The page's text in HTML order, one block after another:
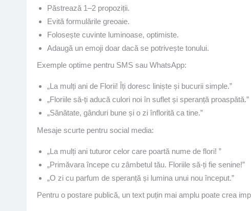
Păstrează 1–2 propoziții.
Evită formulările greoaie.
Folosește cuvinte luminoase, optimiste.
Adaugă un emoji doar dacă se potrivește tonului.
Exemple optime pentru SMS sau WhatsApp:
„La mulți ani de Florii! Îți doresc liniște și bucurii simple.”
„Floriile să-ți aducă culori noi în suflet și speranță proaspătă.”
„Sănătate, gânduri bune și o zi înflorită ca tine.”
Mesaje scurte pentru social media:
„La mulți ani tuturor celor care poartă nume de flori! ”
„Primăvara începe cu zâmbetul tău. Floriile să-ți fie senine!”
„O zi cu parfum de speranță și lumina unui nou început.”
Pentru o postare publică, un text puțin mai amplu poate crea